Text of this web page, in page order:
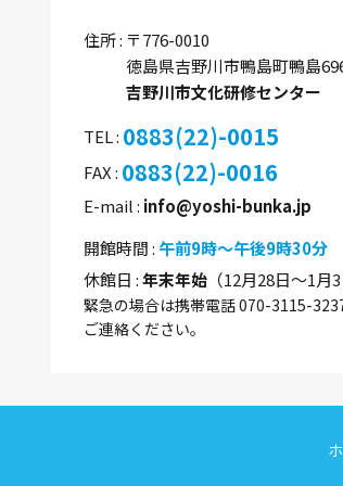
住所 〒776-0010
徳島県吉野川市鴨島町鴨島
吉野川市文化研修センター
TEL 0883(22)-0015
FAX 0883(22)-0016
E-mail info@yoshi-bunka.jp
開館時間 午前9時～午後9時30分
休館日 年末年始 （12月28日～1月3
緊急の場合は携帯電話 070-3115-
ご連絡ください。